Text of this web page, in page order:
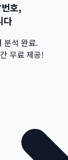
호,
다
분석 완료.
무료 제공!